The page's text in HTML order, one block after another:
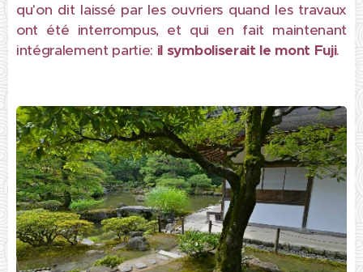
qu'on dit laissé par les ouvriers quand les travaux
ont été interrompus, et qui en fait maintenant
intégralement partie: il symboliserait le mont Fuji.